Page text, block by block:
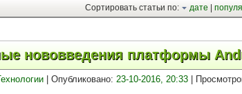
Сортировать статьи по: дате |
нововведения платформы
| Опубликовано: 23-10-2016, 20:33|